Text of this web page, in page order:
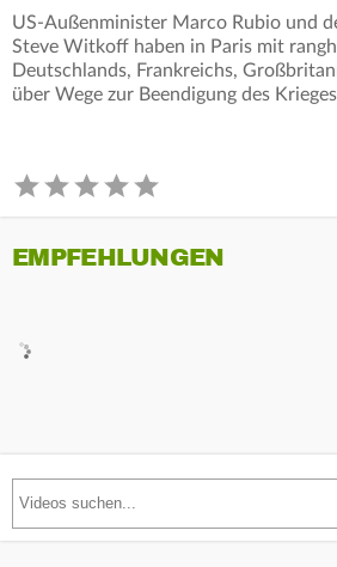
US-Außenminister Marco Rubio und
Steve Witkoff haben in Paris mit
Deutschlands, Frankreichs,
über Wege zur Beendigung des
EMPFEHLUNGEN